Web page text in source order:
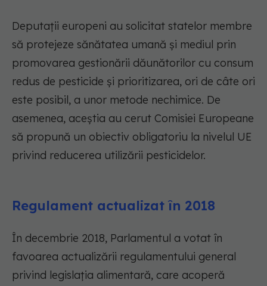
Deputații europeni au solicitat statelor membre
să protejeze sănătatea umană și mediul prin
promovarea gestionării dăunătorilor cu consum
redus de pesticide și prioritizarea, ori de câte ori
este posibil, a unor metode nechimice. De
asemenea, aceștia au cerut Comisiei Europeane
să propună un obiectiv obligatoriu la nivelul UE
privind reducerea utilizării pesticidelor.
Regulament actualizat în 2018
În decembrie 2018, Parlamentul a votat în
favoarea actualizării regulamentului general
privind legislația alimentară, care acoperă